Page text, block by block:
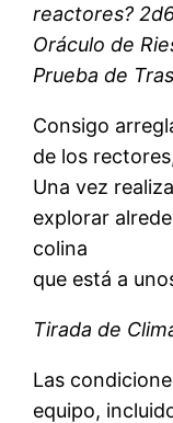
reactores?
Oráculo de
Prueba de
Consigo
de los
Una vez
explorar
colina
que está a
Tirada de
Las
equipo,